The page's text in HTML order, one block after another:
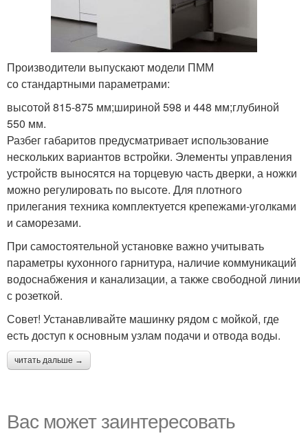
Производители выпускают модели ПММ
со стандартными параметрами:
высотой 815-875 мм;шириной 598 и 448 мм;глубиной
550 мм.
Разбег габаритов предусматривает использование
нескольких вариантов встройки. Элементы управления
устройств выносятся на торцевую часть дверки, а ножки
можно регулировать по высоте. Для плотного
прилегания техника комплектуется крепежами-уголками
и саморезами.
При самостоятельной установке важно учитывать
параметры кухонного гарнитура, наличие коммуникаций
водоснабжения и канализации, а также свободной линии
с розеткой.
Совет! Устанавливайте машинку рядом с мойкой, где
есть доступ к основным узлам подачи и отвода воды.
читать дальше →
Вас может заинтересовать